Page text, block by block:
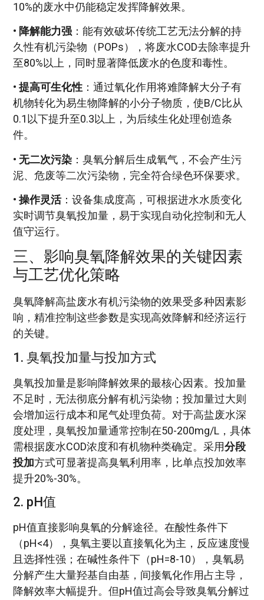
10%的废水中仍能稳定发挥降解效果。
• 降解能力强 ：能有效破坏传统工艺无法分解的持
久性有机污染物（POPs），将废水COD去除率提升
至80%以上，同时显著降低废水的色度和毒性。
• 提高可生化性 ：通过氧化作用将难降解大分子有
机物转化为易生物降解的小分子物质，使B/C比从
0.1以下提升至0.3以上，为后续生化处理创造条
件。
• 无二次污染 ：臭氧分解后生成氧气，不会产生污
泥、危废等二次污染物，完全符合绿色环保要求。
• 操作灵活：设备集成度高，可根据进水水质变化
实时调节臭氧投加量，易于实现自动化控制和无人
值守运行。
三、影响臭氧降解效果的关键因素
与工艺优化策略
臭氧降解高盐废水有机污染物的效果受多种因素影
响，精准控制这些参数是实现高效降解和经济运行
的关键。
1. 臭氧投加量与投加方式
臭氧投加量是影响降解效果的最核心因素。投加量
不足时，无法彻底分解有机污染物；投加量过大则
会增加运行成本和尾气处理负荷。对于高盐废水深
度处理，臭氧投加量通常控制在50-200mg/L，具体
需根据废水COD浓度和有机物种类确定。采用分段
投加方式可显著提高臭氧利用率，比单点投加效率
提升20%-30%。
2. pH值
pH值直接影响臭氧的分解途径。在酸性条件下
（pH<4），臭氧主要以直接氧化为主，反应速度慢
且选择性强；在碱性条件下（pH=8-10），臭氧易
分解产生大量羟基自由基，间接氧化作用占主导，
降解效率大幅提升。但pH值过高会导致臭氧分解过